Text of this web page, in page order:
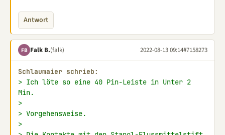
Antwort
FB Falk B.(falk) 2022-08-13 09:14#7158273
Schlaumaier schrieb:
> Ich löte so eine 40 Pin-Leiste in Unter 2
Min.
>
> Vorgehensweise.
>